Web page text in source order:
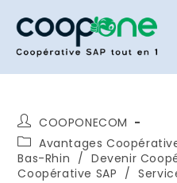
COOPONECOM
Avantages
Bas-Rhin / Devenir
Coopérative SAP /